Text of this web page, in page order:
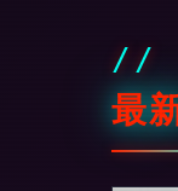
最